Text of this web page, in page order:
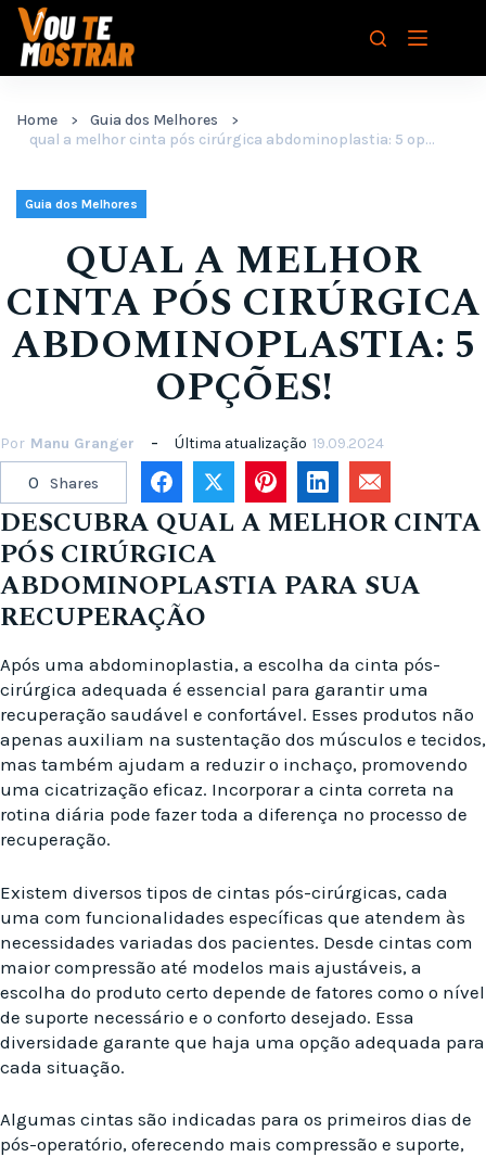
Pular
para
Home
Guia dos Melhores
qual a melhor cinta pós cirúrgica abdominoplastia: 5 opções!
Guia dos Melhores
QUAL A MELHOR
CINTA PÓS CIRÚRGICA
ABDOMINOPLASTIA: 5
OPÇÕES!
Por Manu Granger Última atualização 19.09.2024
0 Shares
DESCUBRA QUAL A MELHOR CINTA
PÓS CIRÚRGICA
ABDOMINOPLASTIA PARA SUA
RECUPERAÇÃO
Após uma abdominoplastia, a escolha da cinta pós-
cirúrgica adequada é essencial para garantir uma
recuperação saudável e confortável. Esses produtos não
apenas auxiliam na sustentação dos músculos e tecidos,
mas também ajudam a reduzir o inchaço, promovendo
uma cicatrização eficaz. Incorporar a cinta correta na
rotina diária pode fazer toda a diferença no processo de
recuperação.
Existem diversos tipos de cintas pós-cirúrgicas, cada
uma com funcionalidades específicas que atendem às
necessidades variadas dos pacientes. Desde cintas com
maior compressão até modelos mais ajustáveis, a
escolha do produto certo depende de fatores como o nível
de suporte necessário e o conforto desejado. Essa
diversidade garante que haja uma opção adequada para
cada situação.
Algumas cintas são indicadas para os primeiros dias de
pós-operatório, oferecendo mais compressão e suporte,